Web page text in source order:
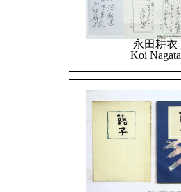
永田耕衣
Koi Nagata